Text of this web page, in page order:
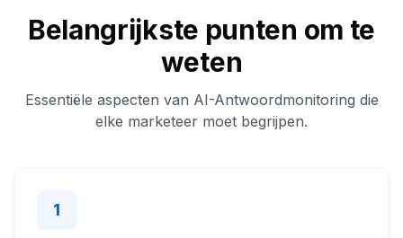
Belangrijkste punten om te
weten
Essentiële aspecten van AI-Antwoordmonitoring die
elke marketeer moet begrijpen.
1